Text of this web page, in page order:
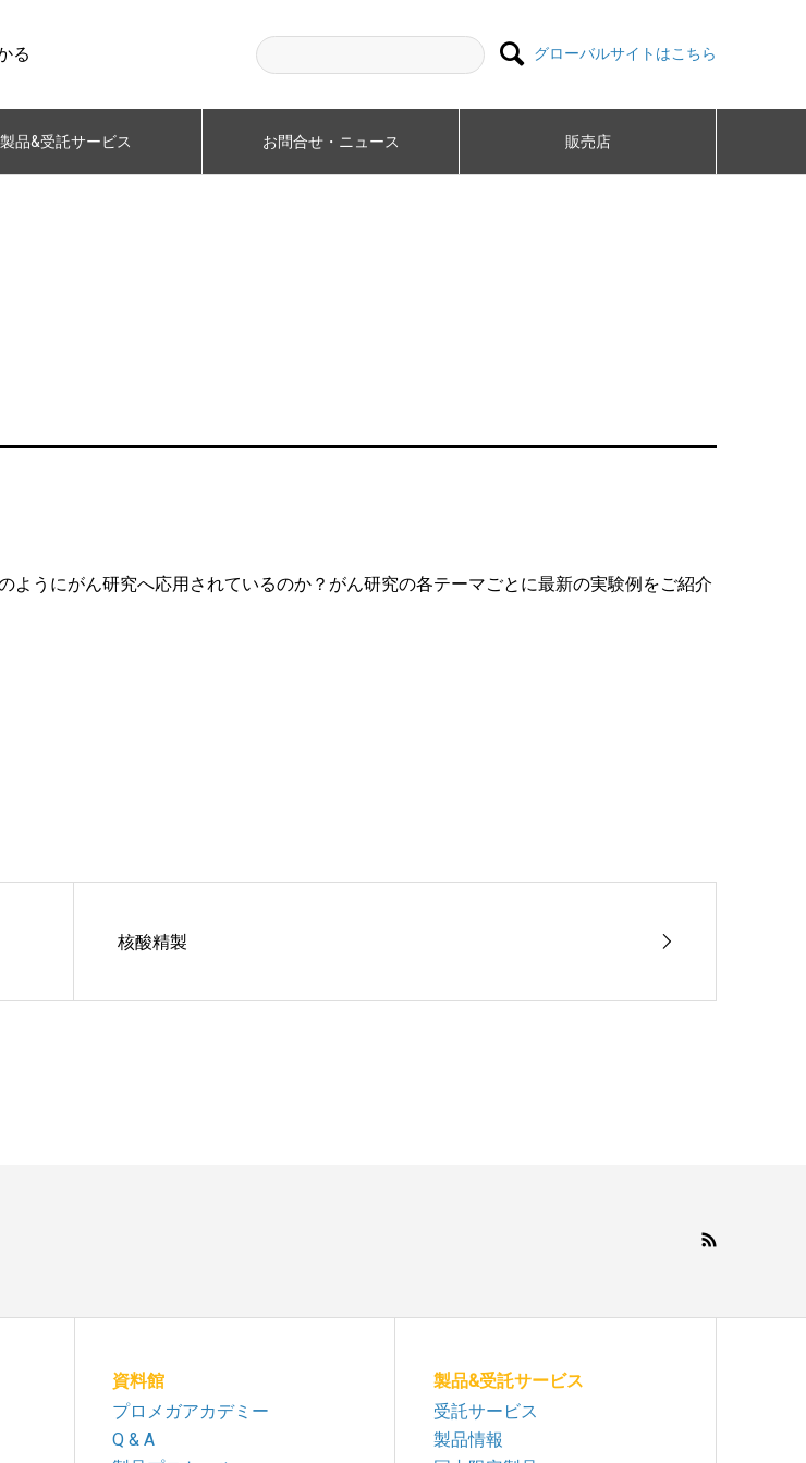
る  グローバルサイトはこちら
製品&受託サービス お問合せ・ニュース​ 販売店
ようにがん研究へ応用されているのか？がん研究の各テーマごとに最新の実験例をご紹介
核酸精製
資料館
プロメガアカデミー
Q & A
製品&受託サービス
受託サービス
製品情報